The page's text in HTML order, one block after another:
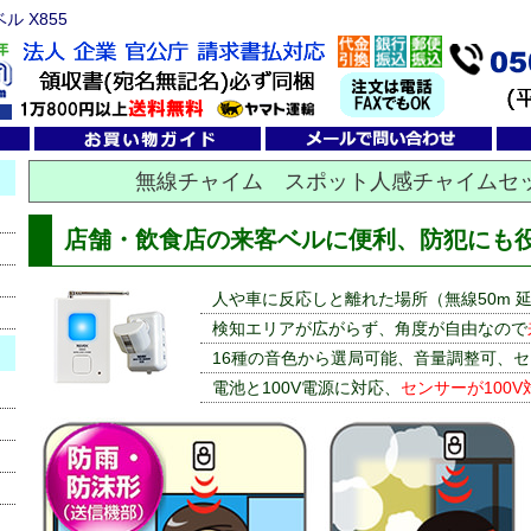
ル X855
無線チャイム スポット人感チャイム
店舗・飲食店の来客ベルに便利、防犯にも
人や車に反応しと離れた場所（無線50m
検知エリアが広がらず、角度が自由なので
16種の音色から選局可能、音量調整可、
電池と100V電源に対応、 センサーが100V